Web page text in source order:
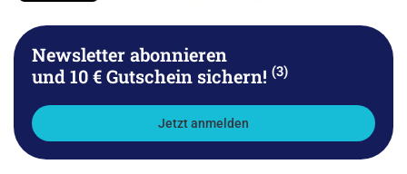
Newsletter abonnieren
und 10 € Gutschein sichern! (3)
Jetzt anmelden